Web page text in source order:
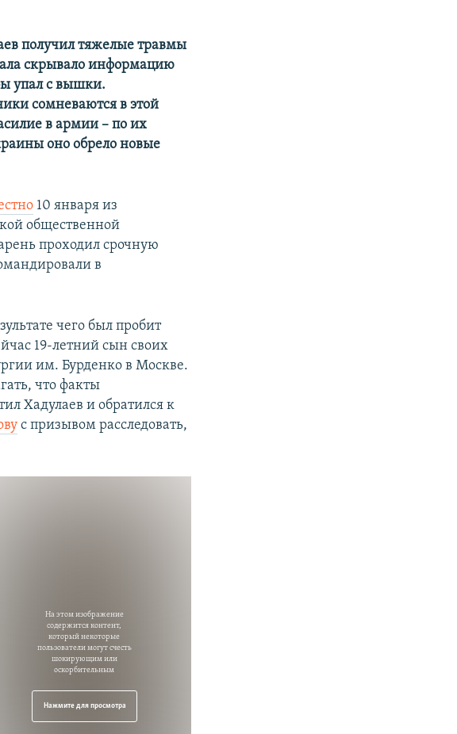
получил тяжелые травмы
скрывало информацию
упал с вышки.
сомневаются в этой
в армии – по их
оно обрело новые
10 января из
общественной
проходил срочную
в
чего был пробит
19-летний сын своих
им. Бурденко в Москве.
что факты
Хадулаев и обратился к
с призывом расследовать,
На этом изображение
содержится контент,
который некоторые
пользователи могут счесть
шокирующим или
оскорбительным
Нажмите для просмотра